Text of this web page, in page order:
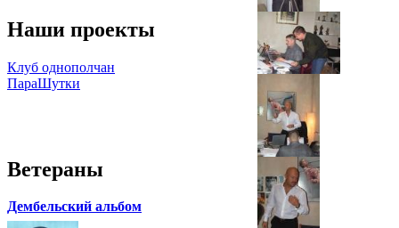
Наши проекты
Клуб однополчан
ПараШутки
Ветераны
Дембельский альбом